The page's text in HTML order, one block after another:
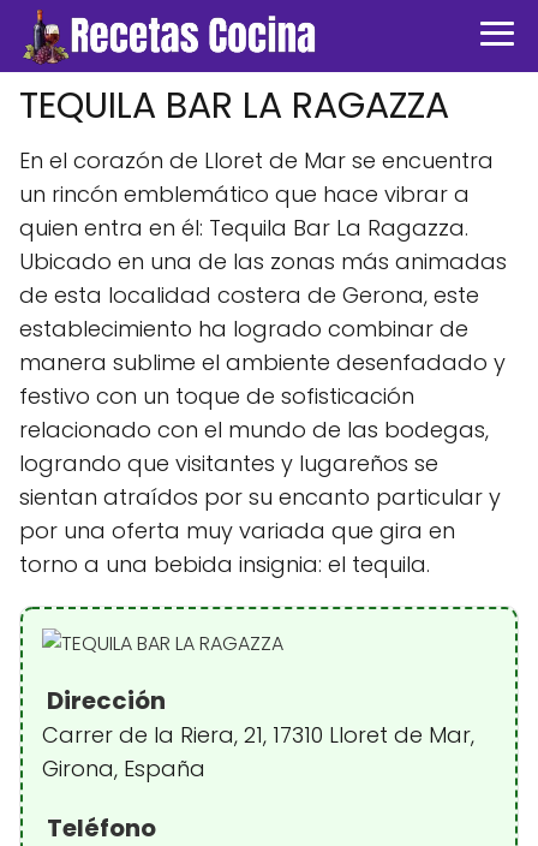
TEQUILA BAR LA RAGAZZA
En el corazón de Lloret de Mar se encuentra
un rincón emblemático que hace vibrar a
quien entra en él: Tequila Bar La Ragazza.
Ubicado en una de las zonas más animadas
de esta localidad costera de Gerona, este
establecimiento ha logrado combinar de
manera sublime el ambiente desenfadado y
festivo con un toque de sofisticación
relacionado con el mundo de las bodegas,
logrando que visitantes y lugareños se
sientan atraídos por su encanto particular y
por una oferta muy variada que gira en
torno a una bebida insignia: el tequila.
Dirección
Carrer de la Riera, 21, 17310 Lloret de Mar,
Girona, España
Teléfono